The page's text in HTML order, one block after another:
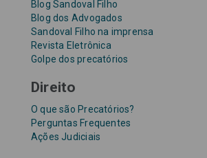
Blog Sandoval Filho
Blog dos Advogados
Sandoval Filho na imprensa
Revista Eletrônica
Golpe dos precatórios
Direito
O que são Precatórios?
Perguntas Frequentes
Ações Judiciais